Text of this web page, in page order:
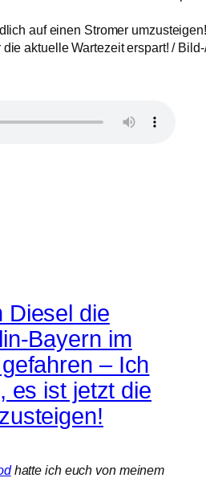
auf einen Stromer
aktuelle Wartezeit erspart! /
Diesel die
Bayern im
– Ich
es ist jetzt die
hatte ich euch von meinem